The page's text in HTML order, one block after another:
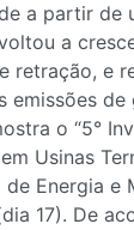
a partir de
a
retração, e
emissões de
o “5°
Usinas
Energia e
17). De